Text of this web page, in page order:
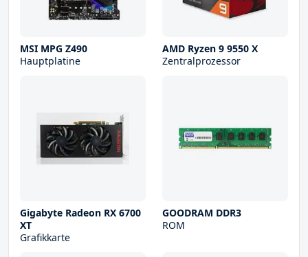
MSI MPG Z490
Hauptplatine
AMD Ryzen 9 9550 X
Zentralprozessor
Gigabyte Radeon RX 6700
XT
Grafikkarte
GOODRAM DDR3
ROM